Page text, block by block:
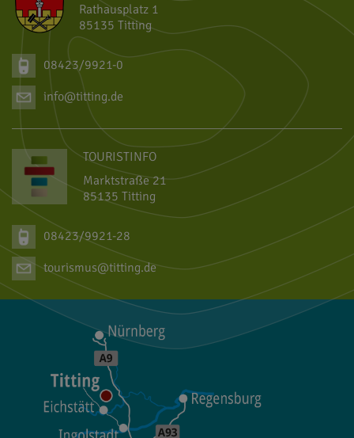
Rathausplatz 1
85135 Titting
08423/9921-0
info@titting.de
TOURISTINFO
Marktstraße 21
85135 Titting
08423/9921-28
tourismus@titting.de